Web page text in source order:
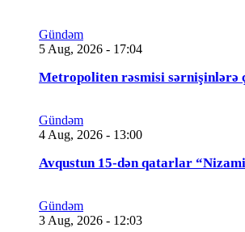
Gündəm
5 Aug, 2026 - 17:04
Metropoliten rəsmisi sərnişinlərə
Gündəm
4 Aug, 2026 - 13:00
Avqustun 15-dən qatarlar
Gündəm
3 Aug, 2026 - 12:03